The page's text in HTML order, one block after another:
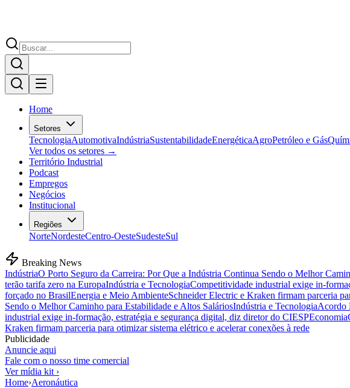
Home
Setores
TecnologiaAutomotivaIndústriaSustentabilidadeEnergéticaAgroPetróleo e Gás
Ver todos os setores →
Território Industrial
Podcast
Empregos
Negócios
Institucional
Regiões
NorteNordesteCentro-OesteSudesteSul
Breaking News
IndústriaO Porto Seguro da Carreira: Por Que a Indústria Continua Sendo o Melhor
terão tarifa zero na EuropaIndústria e TecnologiaCompetitividade industrial exige in-
forçado no BrasilEnergia e Meio AmbienteSchneider Electric e Kraken firmam parceria
Sendo o Melhor Caminho para Estabilidade e Altos SaláriosIndústria e TecnologiaAcordo
industrial exige in-formação, estratégia e segurança digital, diz diretor do CIESPEconomia
Kraken firmam parceria para otimizar sistema elétrico e acelerar conexões à rede
Publicidade
Anuncie aqui
Fale com o nosso time comercial
Ver mídia kit ›
Home›Aeronáutica